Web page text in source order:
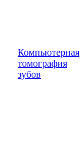
Компьютерная
томография
зубов